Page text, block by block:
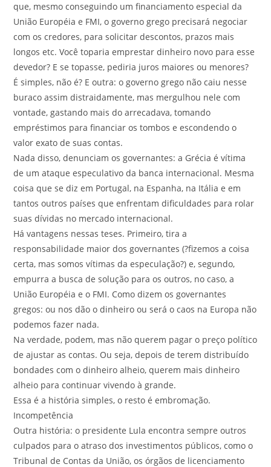
que, mesmo conseguindo um financiamento especial da
União Européia e FMI, o governo grego precisará negociar
com os credores, para solicitar descontos, prazos mais
longos etc. Você toparia emprestar dinheiro novo para esse
devedor? E se topasse, pediria juros maiores ou menores?
É simples, não é? E outra: o governo grego não caiu nesse
buraco assim distraidamente, mas mergulhou nele com
vontade, gastando mais do arrecadava, tomando
empréstimos para financiar os tombos e escondendo o
valor exato de suas contas.
Nada disso, denunciam os governantes: a Grécia é vítima
de um ataque especulativo da banca internacional. Mesma
coisa que se diz em Portugal, na Espanha, na Itália e em
tantos outros países que enfrentam dificuldades para rolar
suas dívidas no mercado internacional.
Há vantagens nessas teses. Primeiro, tira a
responsabilidade maior dos governantes (?fizemos a coisa
certa, mas somos vítimas da especulação?) e, segundo,
empurra a busca de solução para os outros, no caso, a
União Européia e o FMI. Como dizem os governantes
gregos: ou nos dão o dinheiro ou será o caos na Europa não
podemos fazer nada.
Na verdade, podem, mas não querem pagar o preço político
de ajustar as contas. Ou seja, depois de terem distribuído
bondades com o dinheiro alheio, querem mais dinheiro
alheio para continuar vivendo à grande.
Essa é a história simples, o resto é embromação.
Incompetência
Outra história: o presidente Lula encontra sempre outros
culpados para o atraso dos investimentos públicos, como o
Tribunal de Contas da União, os órgãos de licenciamento